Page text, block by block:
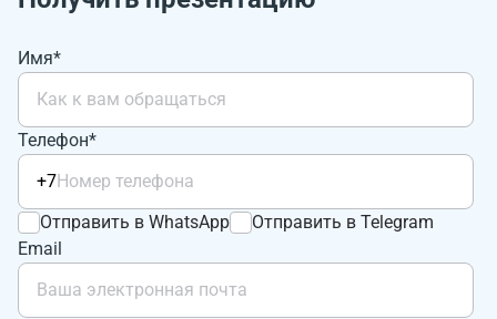
Имя*
Телефон*
+7
Отправить в WhatsApp
Отправить в Telegram
Email